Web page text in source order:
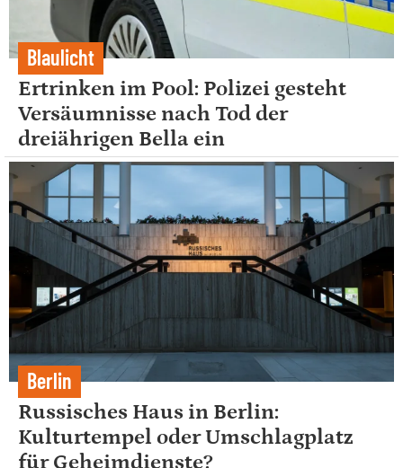
Blaulicht
Ertrinken im Pool: Polizei gesteht
Versäumnisse nach Tod der
dreiährigen Bella ein
Berlin
Russisches Haus in Berlin:
Kulturtempel oder Umschlagplatz
für Geheimdienste?